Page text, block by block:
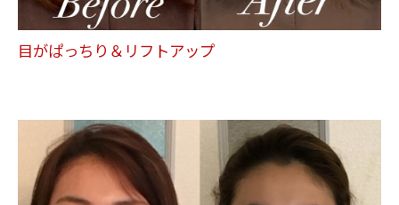
目がぱっちり＆リフトアップ